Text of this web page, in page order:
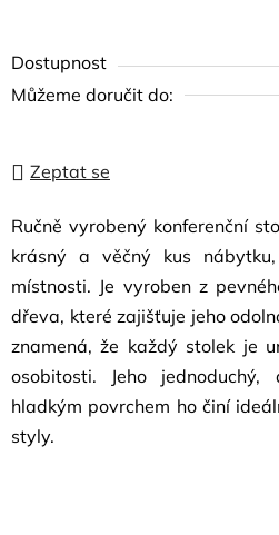
Ručně vyrobený konferenční
krásný a věčný kus
místnosti. Je vyroben z
dřeva, které zajišťuje jeho
znamená, že každý stolek je
osobitosti. Jeho
hladkým povrchem ho činí
styly.
Dostupnost
Můžeme doručit do:
Zeptat se